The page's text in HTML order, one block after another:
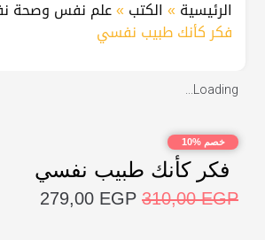
الرئيسية » الكتب »علم نفس وصحة
فكر كأنك طبيب نفسي
Loading...
خصم %10
فكر كأنك طبيب نفسي
310,00EGP
279,00 EGP